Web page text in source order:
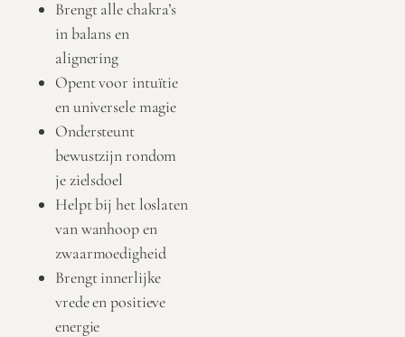
Brengt alle chakra’s
in balans en
alignering
Opent voor intuïtie
en universele magie
Ondersteunt
bewustzijn rondom
je zielsdoel
Helpt bij het loslaten
van wanhoop en
zwaarmoedigheid
Brengt innerlijke
vrede en positieve
energie